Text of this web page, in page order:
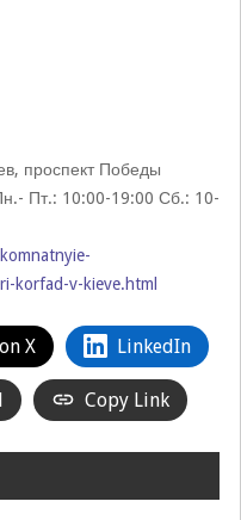
проспект Победы
Пт.: 10:00-19:00 Сб.: 10-
korfad-v-kieve.html
X LinkedIn
Copy Link